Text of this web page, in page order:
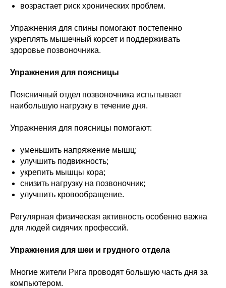
возрастает риск хронических проблем.
Упражнения для спины помогают постепенно
укреплять мышечный корсет и поддерживать
здоровье позвоночника.
Упражнения для поясницы
Поясничный отдел позвоночника испытывает
наибольшую нагрузку в течение дня.
Упражнения для поясницы помогают:
уменьшить напряжение мышц;
улучшить подвижность;
укрепить мышцы кора;
снизить нагрузку на позвоночник;
улучшить кровообращение.
Регулярная физическая активность особенно важна
для людей сидячих профессий.
Упражнения для шеи и грудного отдела
Многие жители Рига проводят большую часть дня за
компьютером.